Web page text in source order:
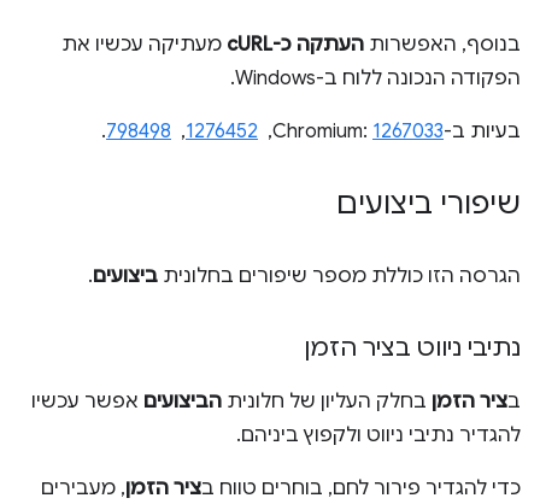
בנוסף, האפשרות העתקה כ-cURL
מעתיקה עכשיו את
הפקודה הנכונה ללוח ב-Windows.
בעיות ב-Chromium:1267033
, ‏
1276452
, ‏
798498
.
שיפורי ביצועים
הגרסה הזו כוללת מספר שיפורים בחלונית ביצועים.
נתיבי ניווט בציר הזמן
בציר הזמן בחלק העליון של חלונית הביצועים אפשר עכשיו
להגדיר נתיבי ניווט ולקפוץ ביניהם.
כדי להגדיר פירור לחם, בוחרים טווח בציר הזמן, מעבירים